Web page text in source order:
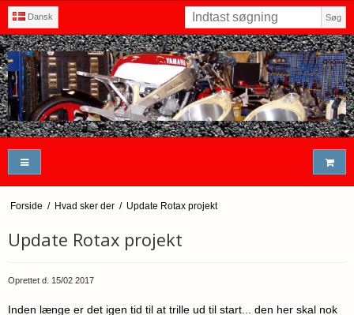
Dansk Søg
Forside / Hvad sker der / Update Rotax projekt
Update Rotax projekt
Oprettet d. 15/02 2017
Inden længe er det igen tid til at trille ud til start... den her skal nok